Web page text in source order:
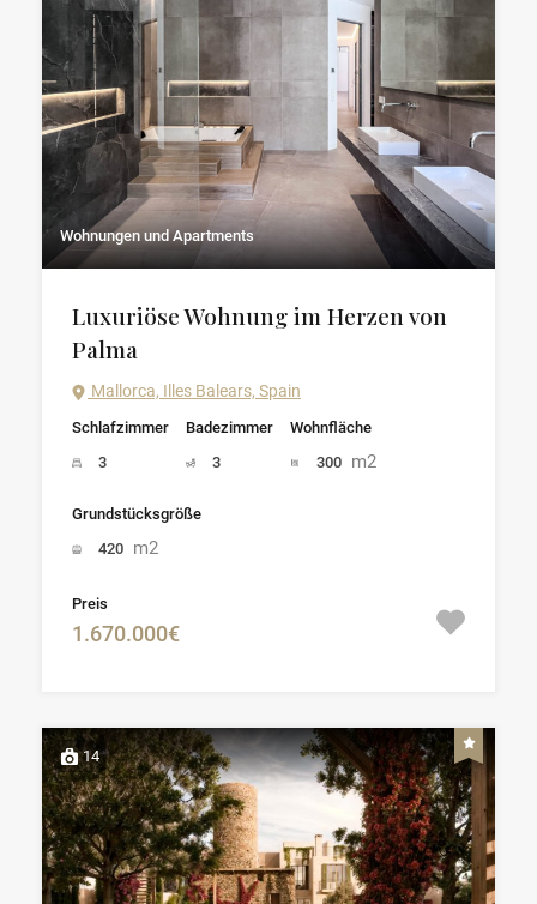
Wohnungen und Apartments
Luxuriöse Wohnung im Herzen von
Palma
Mallorca, Illes Balears, Spain
Schlafzimmer
3
Badezimmer
3
Wohnfläche
300 m2
Grundstücksgröße
420 m2
Preis
1.670.000€
14